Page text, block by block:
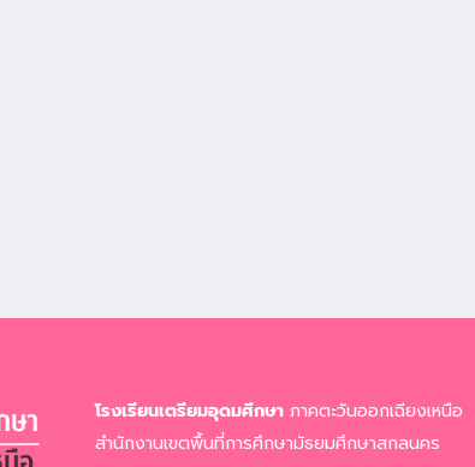
โรงเรียนเตรียมอุดมศึกษา ภาคตะวันออกเฉียงเหนือ
สำนักงานเขตพื้นที่การศึกษามัธยมศึกษาสกลนคร